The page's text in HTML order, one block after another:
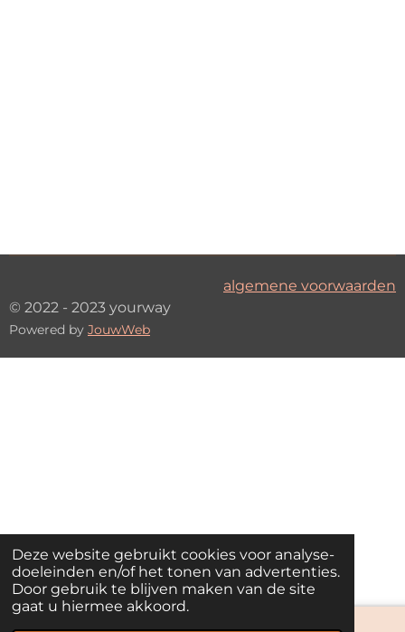
Deze website gebruikt cookies voor analyse-
doeleinden en/of het tonen van advertenties.
Door gebruik te blijven maken van de site
gaat u hiermee akkoord.
algemene voorwaarden
© 2022 - 2023 yourway
Powered by JouwWeb